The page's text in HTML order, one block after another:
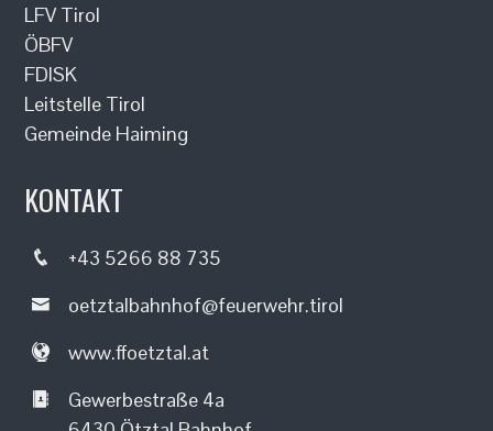
LFV Tirol
ÖBFV
FDISK
Leitstelle Tirol
Gemeinde Haiming
KONTAKT
+43 5266 88 735
oetztalbahnhof@feuerwehr.tirol
www.ffoetztal.at
Gewerbestraße 4a